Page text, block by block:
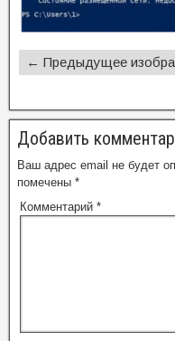
← Предыдущее
Добавить
Ваш адрес email не будет
помечены *
Комментарий *